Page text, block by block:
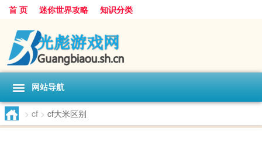
首 页 迷你世界攻略 知识分类
网站导航
> cf > cf大米区别